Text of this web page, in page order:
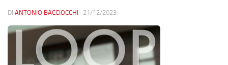
DI ANTONIO BACCIOCCHI · 21/12/2023